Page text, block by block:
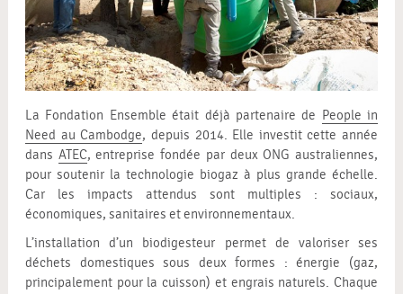
La Fondation Ensemble était déjà partenaire de People in
Need au Cambodge, depuis 2014. Elle investit cette année
dans ATEC, entreprise fondée par deux ONG australiennes,
pour soutenir la technologie biogaz à plus grande échelle.
Car les impacts attendus sont multiples : sociaux,
économiques, sanitaires et environnementaux.
L’installation d’un biodigesteur permet de valoriser ses
déchets domestiques sous deux formes : énergie (gaz,
principalement pour la cuisson) et engrais naturels. Chaque